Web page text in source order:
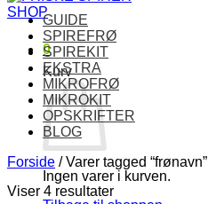
0
Kurv
Ingen varer i kurven.
GUIDE
SPIREFRØ
SPIREKIT
EKSTRA
MIKROFRØ
MIKROKIT
OPSKRIFTER
BLOG
Forside /Varer tagged “frønavn”
Viser 4 resultater